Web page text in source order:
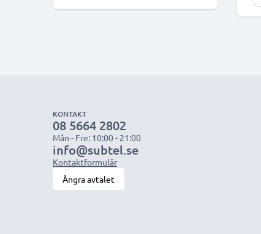
KONTAKT
08 5664 2802
Mån - Fre: 10:00 - 21:00
info@subtel.se
Kontaktformulär
Ångra avtalet